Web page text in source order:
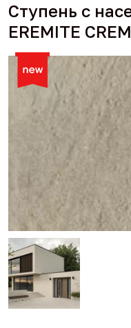
Ступень с
EREMITE